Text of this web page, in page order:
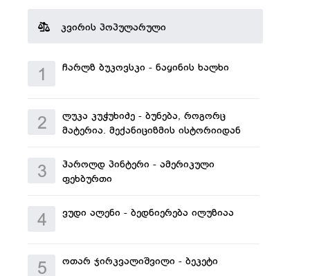
კვირის პოპულარული
1 ჩარლზ ბუკოვსკი - ნაყინის ხალხი
2
ლუკა კუჭუხიძე - ბუნება, როგორც
მატერია. მექანიციზმის ისტორიიდან
3
ჰაროლდ პინტერი - ამერიკული
ფეხბურთი
4 ვუდი ალენი - ბედნიერება ილუზიაა
5 ოთარ ჯირკვალიშვილი - ბეკეტი